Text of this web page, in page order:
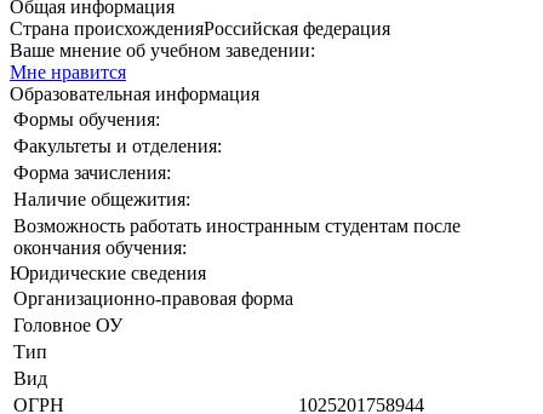
Общая информация
Страна происхожденияРоссийская федерация
Ваше мнение об учебном заведении:
Мне нравится
Образовательная информация
Формы обучения:
Факультеты и отделения:
Форма зачисления:
Наличие общежития:
Возможность работать иностранным студентам после
окончания обучения:
Юридические сведения
Организационно-правовая форма
Головное ОУ
Тип
Вид
ОГРН
1025201758944